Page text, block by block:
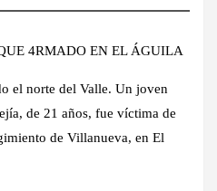
4RMADO EN EL ÁGUILA
el norte del Valle. Un joven
de 21 años, fue víctima de
de Villanueva, en El